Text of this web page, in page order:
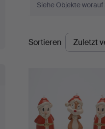
Siehe Objekte
Endpreise
Sortieren